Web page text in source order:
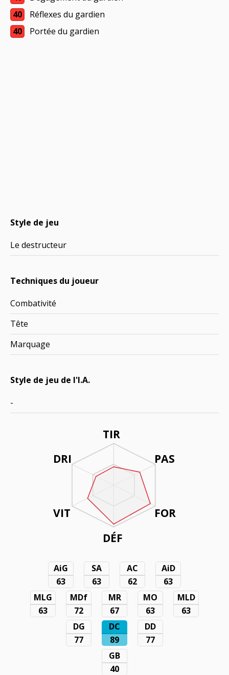
TIR
PAS
FOR
DÉF
DRI
VIT
AiG
63
SA
63
AC
62
AiD
63
MLG
63
MDf
72
MR
67
MO
63
MLD
63
DG
77
DC
89
DD
77
GB
40
40
Réflexes du gardien
40
Portée du gardien
Style de jeu
Le destructeur
Techniques du joueur
Combativité
Tête
Marquage
Style de jeu de l'I.A.
-